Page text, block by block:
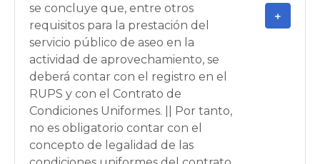
se concluye que, entre otros
requisitos para la prestación del
servicio público de aseo en la
actividad de aprovechamiento, se
deberá contar con el registro en el
RUPS y con el Contrato de
Condiciones Uniformes. || Por tanto,
no es obligatorio contar con el
concepto de legalidad de las